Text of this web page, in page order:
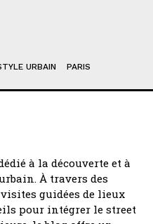
URBAIN PARIS
à la découverte et à
À travers des
guidées de lieux
pour intégrer le street